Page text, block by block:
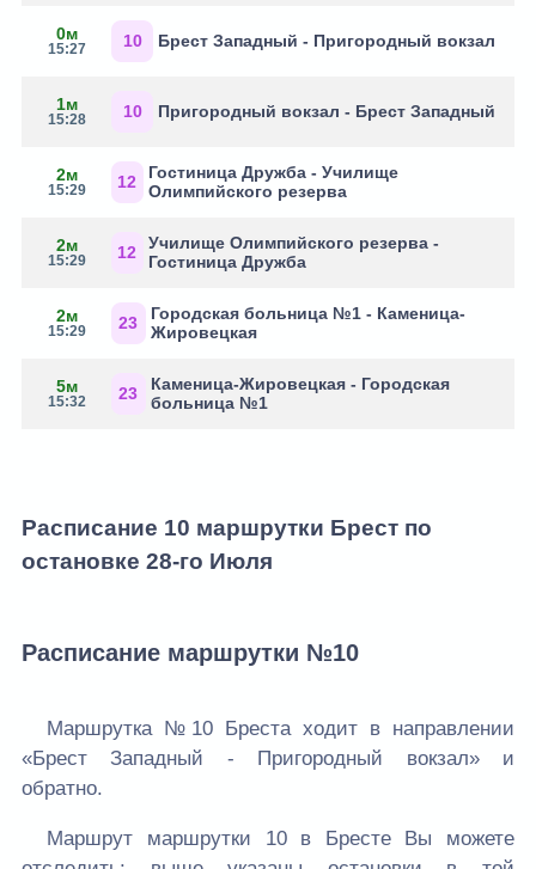
0м
15:27 10 Брест Западный - Пригородный вокзал
1м
15:28 10 Пригородный вокзал - Брест Западный
2м
15:29 12
Гостиница Дружба - Училище
Олимпийского резерва
2м
15:29 12
Училище Олимпийского резерва -
Гостиница Дружба
2м
15:29 23
Городская больница №1 - Каменица-
Жировецкая
5м
15:32 23
Каменица-Жировецкая - Городская
больница №1
Расписание 10 маршрутки Брест по
остановке 28-го Июля
Расписание маршрутки №10
Маршрутка №10 Бреста ходит в направлении
«Брест Западный - Пригородный вокзал» и
обратно.
Маршрут маршрутки 10 в Бресте Вы можете